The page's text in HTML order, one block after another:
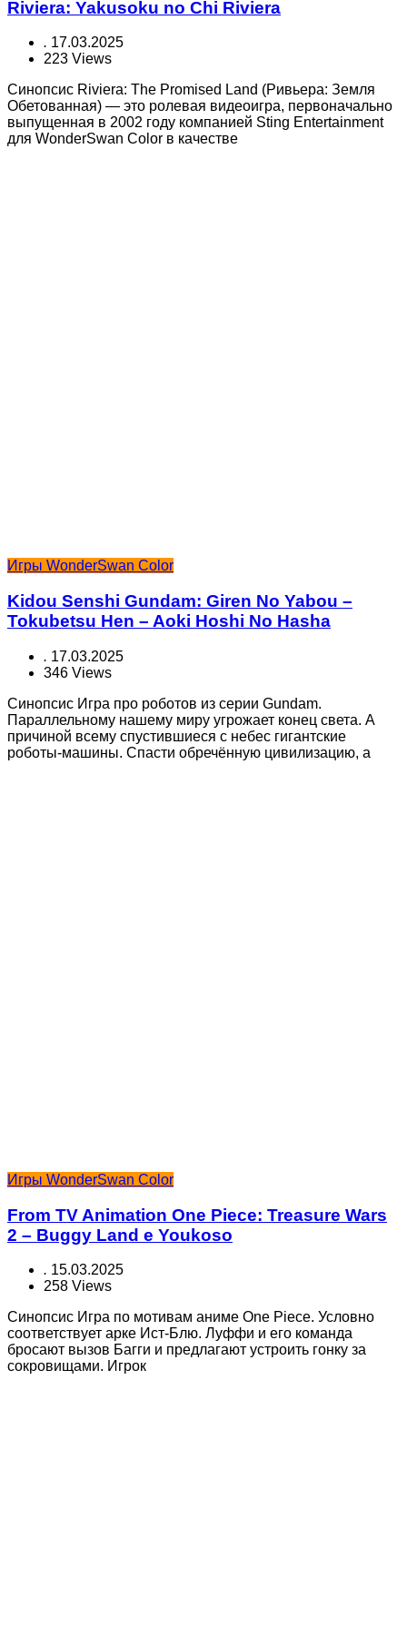
Riviera: Yakusoku no Chi Riviera
. 17.03.2025
223 Views
Синопсис Riviera: The Promised Land (Ривьера: Земля
Обетованная) — это ролевая видеоигра, первоначально
выпущенная в 2002 году компанией Sting Entertainment
для WonderSwan Color в качестве
Игры WonderSwan Color
Kidou Senshi Gundam: Giren No Yabou –
Tokubetsu Hen – Aoki Hoshi No Hasha
. 17.03.2025
346 Views
Синопсис Игра про роботов из серии Gundam.
Параллельному нашему миру угрожает конец света. А
причиной всему спустившиеся с небес гигантские
роботы-машины. Спасти обречённую цивилизацию, а
Игры WonderSwan Color
From TV Animation One Piece: Treasure Wars
2 – Buggy Land e Youkoso
. 15.03.2025
258 Views
Синопсис Игра по мотивам аниме One Piece. Условно
соответствует арке Ист-Блю. Луффи и его команда
бросают вызов Багги и предлагают устроить гонку за
сокровищами. Игрок